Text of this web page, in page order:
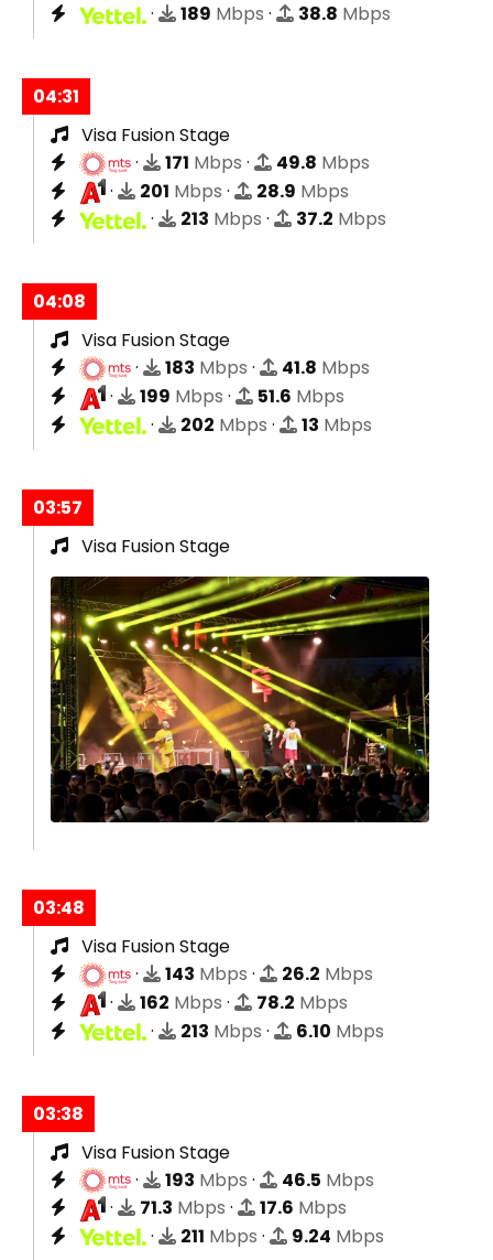
·
189 Mbps · 38.8 Mbps
04:31
Visa Fusion Stage
·
171 Mbps · 49.8 Mbps
·
201 Mbps · 28.9 Mbps
·
213 Mbps · 37.2 Mbps
04:08
Visa Fusion Stage
·
183 Mbps · 41.8 Mbps
·
199 Mbps · 51.6 Mbps
·
202 Mbps · 13 Mbps
03:57
Visa Fusion Stage
03:48
Visa Fusion Stage
·
143 Mbps · 26.2 Mbps
·
162 Mbps · 78.2 Mbps
·
213 Mbps · 6.10 Mbps
03:38
Visa Fusion Stage
·
193 Mbps · 46.5 Mbps
·
71.3 Mbps · 17.6 Mbps
·
211 Mbps · 9.24 Mbps